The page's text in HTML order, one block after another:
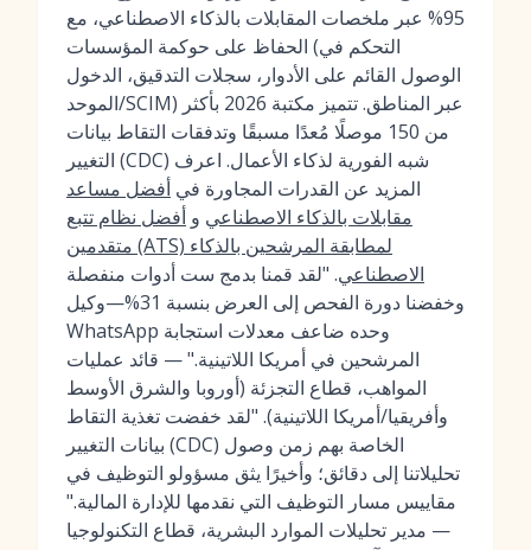
95% عبر ملخصات المقابلات بالذكاء الاصطناعي، مع
الحفاظ على حوكمة المؤسسات (التحكم في
الوصول القائم على الأدوار، سجلات التدقيق، الدخول
الموحد/SCIM) عبر المناطق. تتميز مكتبة 2026 بأكثر
من 150 موصلًا مُعدًا مسبقًا وتدفقات التقاط بيانات
التغيير (CDC) شبه الفورية لذكاء الأعمال. اعرف
المزيد عن القدرات المجاورة في أفضل مساعد
مقابلات بالذكاء الاصطناعي و أفضل نظام تتبع
متقدمين (ATS) لمطابقة المرشحين بالذكاء
الاصطناعي. "لقد قمنا بدمج ست أدوات منفصلة
وخفضنا دورة الفحص إلى العرض بنسبة 31%—وكيل
WhatsApp وحده ضاعف معدلات استجابة
المرشحين في أمريكا اللاتينية." — قائد عمليات
المواهب، قطاع التجزئة (أوروبا والشرق الأوسط
وأفريقيا/أمريكا اللاتينية). "لقد خفضت تغذية التقاط
بيانات التغيير (CDC) الخاصة بهم زمن وصول
تحليلاتنا إلى دقائق؛ وأخيرًا يثق مسؤولو التوظيف في
مقاييس مسار التوظيف التي نقدمها للإدارة المالية."
— مدير تحليلات الموارد البشرية، قطاع التكنولوجيا